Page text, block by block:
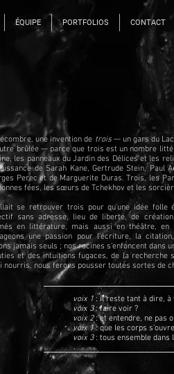
ÉQUIPE PORTFOLIOS CONTACT
une invention de trois— un gars du
brûlée — parce que trois est un nombre
les panneaux du Jardin des Délices et les
de Sarah Kane, Gertrude Stein, Paul
Perec et de Marguerite Duras. Trois, les
fées, les sœurs de Tchekhov et les
se retrouver trois pour qu’une idée folle
sans adresse, lieu de liberté, de
en littérature, mais aussi en théâtre, en
une passion pour l’écriture, la
jamais seuls ; nos racines s’enfoncent dans
et des intuitions fugaces, de la recherche
nourris, nous ferons pousser toutes sortes de
voix 1 : il reste tant à dire, à
voix 3: faire voir ?
voix 2: et entendre, ne pas
voix 1: que les corps
voix 3: tous ensemble dans